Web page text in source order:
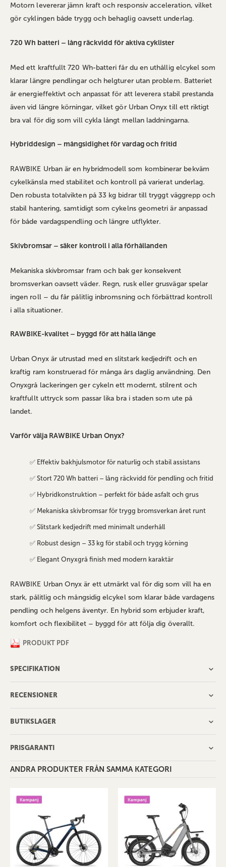
Motorn levererar jämn kraft och responsiv acceleration, vilket
gör cyklingen både trygg och behaglig oavsett underlag.
720 Wh batteri – lång räckvidd för aktiva cyklister
Med ett kraftfullt 720 Wh‑batteri får du en uthållig elcykel som
klarar längre pendlingar och helgturer utan problem. Batteriet
är energieffektivt och anpassat för att leverera stabil prestanda
även vid längre körningar, vilket gör Urban Onyx till ett riktigt
bra val för dig som vill cykla långt mellan laddningarna.
Hybriddesign – mångsidighet för vardag och fritid
RAWBIKE Urban är en hybridmodell som kombinerar bekväm
cykelkänsla med stabilitet och kontroll på varierat underlag.
Den robusta totalvikten på 33 kg bidrar till tryggt väggrepp och
stabil hantering, samtidigt som cykelns geometri är anpassad
för både vardagspendling och längre utflykter.
Skivbromsar – säker kontroll i alla förhållanden
Mekaniska skivbromsar fram och bak ger konsekvent
bromsverkan oavsett väder. Regn, rusk eller grusvägar spelar
ingen roll – du får pålitlig inbromsning och förbättrad kontroll
i alla situationer.
RAWBIKE-kvalitet – byggd för att hålla länge
Urban Onyx är utrustad med en slitstark kedjedrift och en
kraftig ram konstruerad för många års daglig användning. Den
Onyxgrå lackeringen ger cykeln ett modernt, stilrent och
kraftfullt uttryck som passar lika bra i staden som ute på
landet.
Varför välja RAWBIKE Urban Onyx?
✅ Effektiv bakhjulsmotor för naturlig och stabil assistans
✅ Stort 720 Wh batteri – lång räckvidd för pendling och fritid
✅ Hybridkonstruktion – perfekt för både asfalt och grus
✅ Mekaniska skivbromsar för trygg bromsverkan året runt
✅ Slitstark kedjedrift med minimalt underhåll
✅ Robust design – 33 kg för stabil och trygg körning
✅ Elegant Onyxgrå finish med modern karaktär
RAWBIKE Urban Onyx är ett utmärkt val för dig som vill ha en
stark, pålitlig och mångsidig elcykel som klarar både vardagens
pendling och helgens äventyr. En hybrid som erbjuder kraft,
komfort och flexibilitet – byggd för att följa dig överallt.
PRODUKT PDF
SPECIFIKATION
RECENSIONER
BUTIKSLAGER
PRISGARANTI
ANDRA PRODUKTER FRÅN SAMMA KATEGORI